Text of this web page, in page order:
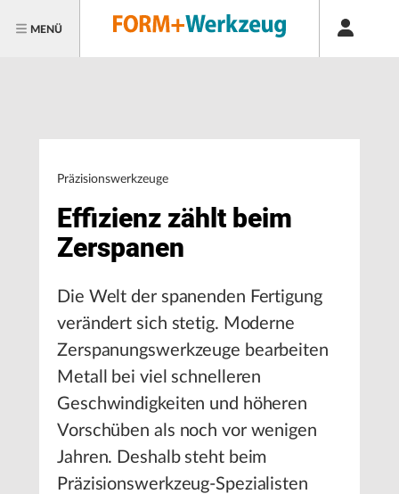
MENÜ
Präzisionswerkzeuge
Effizienz zählt beim
Zerspanen
Die Welt der spanenden Fertigung
verändert sich stetig. Moderne
Zerspanungswerkzeuge bearbeiten
Metall bei viel schnelleren
Geschwindigkeiten und höheren
Vorschüben als noch vor wenigen
Jahren. Deshalb steht beim
Präzisionswerkzeug-Spezialisten